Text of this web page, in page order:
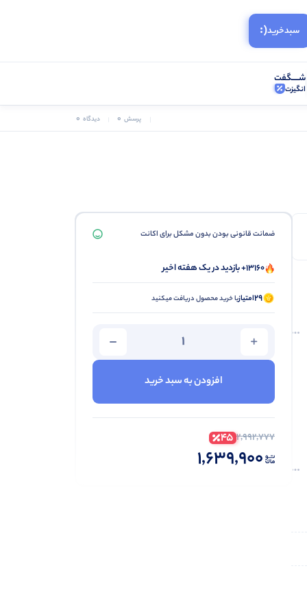
سبد‌خرید(:
شـــــگفت
انگیزت
پرسش 0 دیدگاه 0
ضمانت قانونی بودن بدون مشکل برای اکانت
13160+ بازدید در یک هفته اخیر
29امتیازبا خرید محصول دریافت میکنید
افزودن به سبد خرید
2,992,777
45
1,639,900